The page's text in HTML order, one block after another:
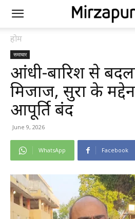
होम
समाचार
आंधी-बारिश से
मिजाज, सुरक्षा के
आपूर्ति बंद
June 9, 2026
WhatsApp Facebook